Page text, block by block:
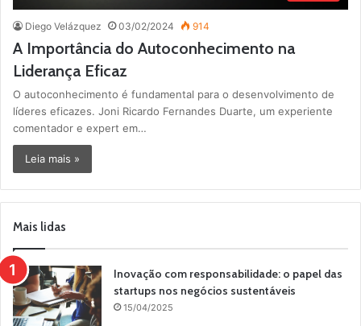
Diego Velázquez 03/02/2024 914
A Importância do Autoconhecimento na
Liderança Eficaz
O autoconhecimento é fundamental para o desenvolvimento de
líderes eficazes. Joni Ricardo Fernandes Duarte, um experiente
comentador e expert em…
Leia mais »
Mais lidas
Inovação com responsabilidade: o papel das
startups nos negócios sustentáveis
15/04/2025